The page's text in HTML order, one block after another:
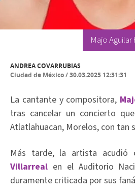
Majo
ANDREA COVARRUBIAS
Ciudad de México/30.03.2025 12:31:31
La cantante y compositora,
tras cancelar un concierto
Atlatlahuacan, Morelos, con tan
Más tarde, la artista acudió
Villarreal en el Auditorio
duramente criticada por sus